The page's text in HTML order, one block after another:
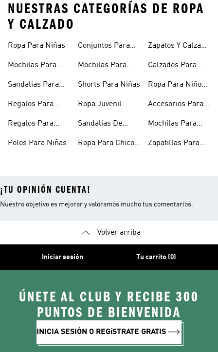
NUESTRAS CATEGORÍAS DE ROPA
Y CALZADO
Ropa Para Niñas
Mochilas Para
Sandalias Para
Regalos Para
Regalos Para
Polos Para Niñas
Conjuntos Para
Mochilas Para
Shorts Para Niñas
Ropa Juvenil
Sandalias De
Niñas
Ropa Para Chicos
Zapatos Y Calzado
Calzados Para
Ropa Para Niños
Accesorios Para
Mochilas Para
Zapatillas Para
¡TU OPINIÓN CUENTA!
Nuestro objetivo es mejorar y valoramos mucho tus comentarios.
Volver arriba
Iniciar sesión Tu carrito (0)
ÚNETE AL CLUB Y RECIBE 300
PUNTOS DE BIENVENIDA
INICIA SESIÓN O REGíSTRATE GRATIS